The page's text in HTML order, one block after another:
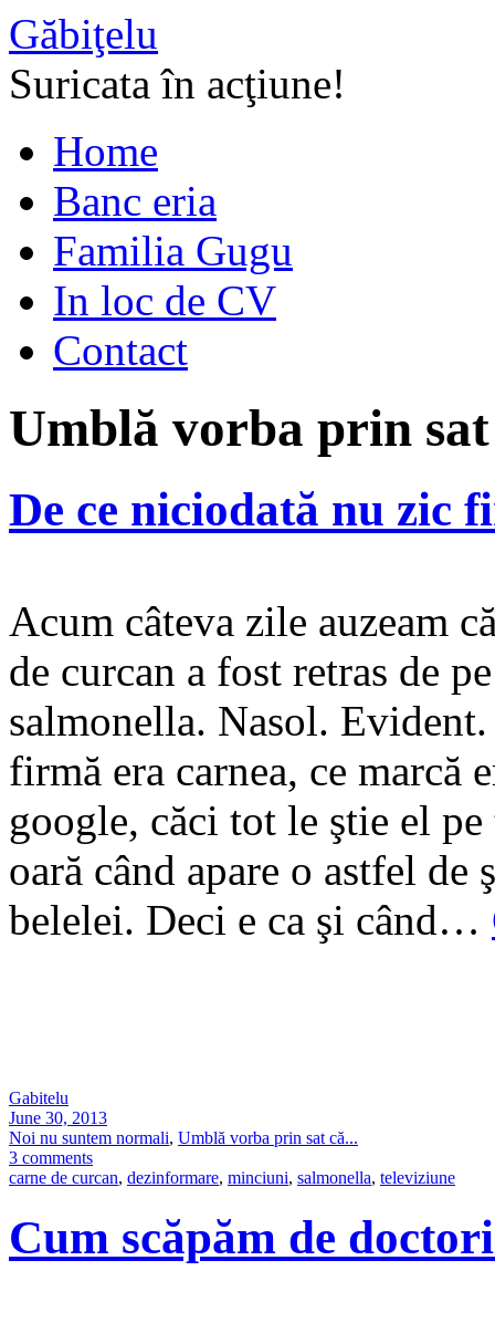
Găbiţelu
Suricata în acţiune!
Home
Banc eria
Familia Gugu
In loc de CV
Contact
Umblă vorba prin
De ce niciodată nu zic
Acum câteva zile auzeam
de curcan a fost retras de
salmonella. Nasol.
firmă era carnea, ce marcă
google, căci tot le ştie el
oară când apare o astfel de
belelei. Deci e ca şi când…
Gabitelu
June 30, 2013
Noi nu suntem normali, Umblă vorba prin sat că...
3 comments
carne de curcan, dezinformare, minciuni, salmonella, televiziune
Cum scăpăm de